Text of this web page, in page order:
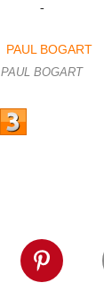
-
PAUL BOGART